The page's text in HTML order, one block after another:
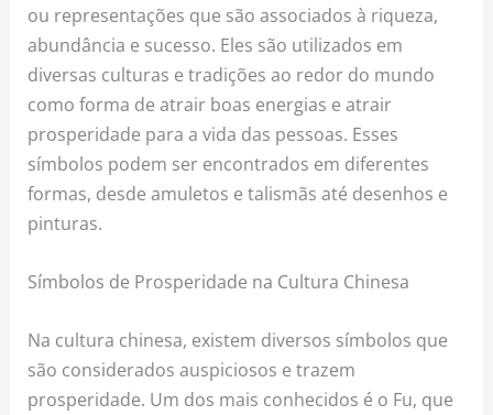
ou representações que são associados à riqueza,
abundância e sucesso. Eles são utilizados em
diversas culturas e tradições ao redor do mundo
como forma de atrair boas energias e atrair
prosperidade para a vida das pessoas. Esses
símbolos podem ser encontrados em diferentes
formas, desde amuletos e talismãs até desenhos e
pinturas.
Símbolos de Prosperidade na Cultura Chinesa
Na cultura chinesa, existem diversos símbolos que
são considerados auspiciosos e trazem
prosperidade. Um dos mais conhecidos é o Fu, que